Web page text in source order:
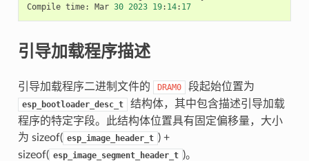
Compile time: Mar 30 2023 19: 14: 17
引导加载程序描述
引导加载程序二进制文件的 DRAM0 段起始位置为
esp_bootloader_desc_t
结构体，其中包含描述引导加载
程序的特定字段。此结构体位置具有固定偏移量，大小
为 sizeof( esp_image_header_t ) +
sizeof( esp_image_segment_header_t )。